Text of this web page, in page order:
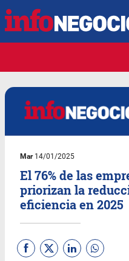
Mar14/01/2025
El 76% de las
priorizan la
eficiencia en 2025